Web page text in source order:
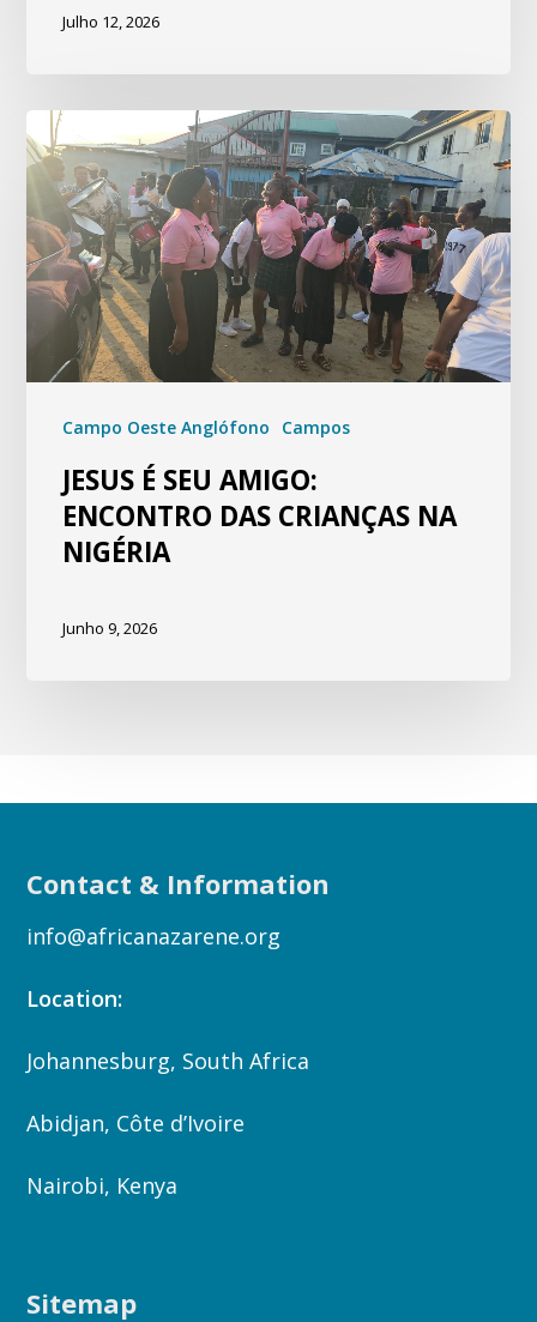
Julho 12, 2026
Campo Oeste Anglófono Campos
JESUS É SEU AMIGO:
ENCONTRO DAS CRIANÇAS NA
NIGÉRIA
Junho 9, 2026
Contact & Information
info@africanazarene.org
Location:
Johannesburg, South Africa
Abidjan, Côte d’Ivoire
Nairobi, Kenya
Sitemap